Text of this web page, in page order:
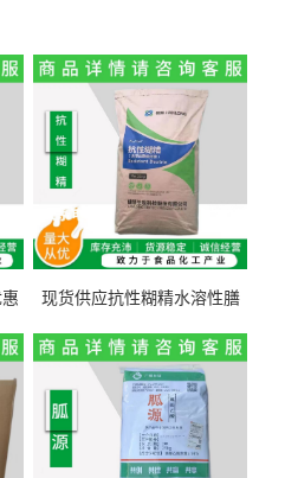
现货供应抗性糊精水溶性膳
量1kg包邮